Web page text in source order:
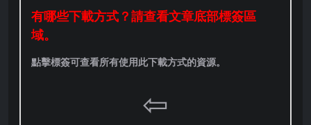
有哪些下載方式？請查看文章底部標簽區
域。
點擊標簽可查看所有使用此下載方式的資源。
⇦